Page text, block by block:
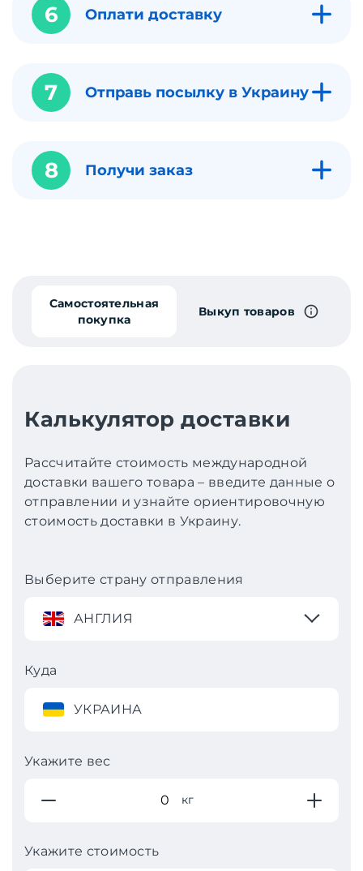
6 Оплати доставку
7 Отправь посылку в Украину
8 Получи заказ
Самостоятельная
покупка
Выкуп товаров
Калькулятор доставки
Рассчитайте стоимость международной
доставки вашего товара – введите данные о
отправлении и узнайте ориентировочную
стоимость доставки в Украину.
Выберите страну отправления
АНГЛИЯ
Куда
УКРАИНА
Укажите вес
кг
Укажите стоимость